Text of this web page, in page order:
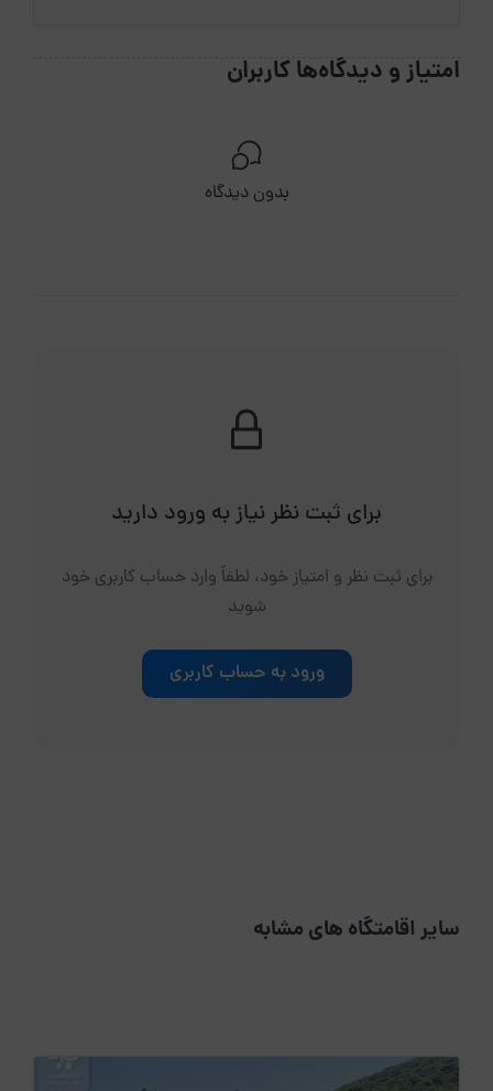
امتیاز و دیدگاه‌ها کاربران
بدون دیدگاه
برای ثبت نظر نیاز به ورود دارید
برای ثبت نظر و امتیاز خود، لطفاً وارد حساب کاربری خود
شوید
ورود به حساب کاربری
سایر اقامتگاه های مشابه